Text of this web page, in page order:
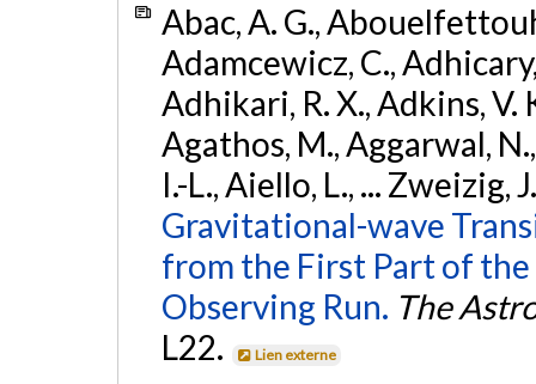
Abac, A. G.,
Adamcewicz, C.,
Adhikari, R. X., Adkins, V.
Agathos, M., Aggarwal,
I.-L., Aiello, L., ... Zweizig,
Gravitational-wave
from the First Part of
Observing Run. The
L22.
Lien externe